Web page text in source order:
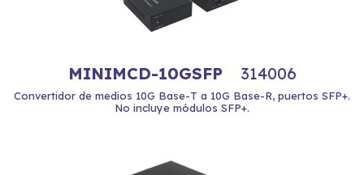
MINIMCD-10GSFP 314006
Convertidor de medios 10G Base-T a 10G Base-R, puertos SFP+.
No incluye módulos SFP+.